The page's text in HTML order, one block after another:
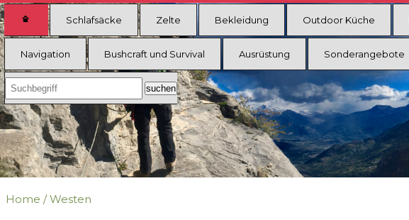
Schlafsäcke Zelte Bekleidung Outdoor Küche
Navigation Bushcraft und Survival Ausrüstung Sonderangebote
Home /Westen